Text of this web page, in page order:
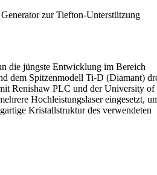
zur Tiefton-Unterstützung
die jüngste Entwicklung im Bereich
dem Spitzenmodell Ti-D (Diamant)
Renishaw PLC und der University of
Hochleistungslaser eingesetzt,
Kristallstruktur des verwendeten